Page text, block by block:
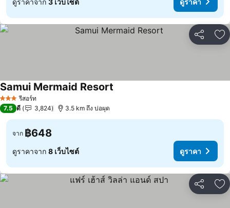
แชร์ เ
3 ดาว รีสอร์ท
Samui Mermaid Resort
7.5 ดี 3,824 3.5 km ถึง บ่อผุด
จาก ฿648
ดูราคาจาก 8 เว็บไซต์ ดูราคา
แชร์ เ